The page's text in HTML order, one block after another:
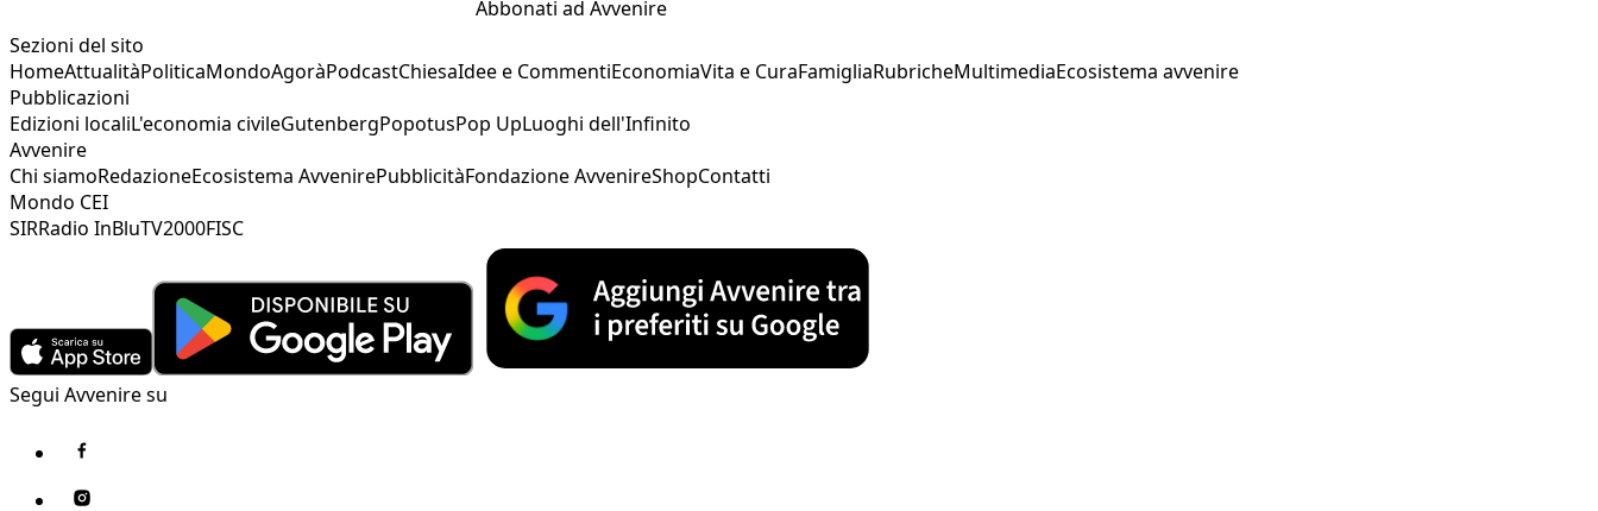
Abbonati ad Avvenire
Sezioni del sito
HomeAttualitàPoliticaMondoAgoràPodcastChiesaIdee e CommentiEconomiaVita e CuraFamigliaRubricheMultimediaEcosistema avvenire
Pubblicazioni
Edizioni localiL'economia civileGutenbergPopotusPop UpLuoghi dell'Infinito
Avvenire
Chi siamoRedazioneEcosistema AvvenirePubblicitàFondazione AvvenireShopContatti
Mondo CEI
SIRRadio InBluTV2000FISC
Segui Avvenire su